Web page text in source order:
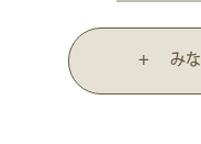
+ みな